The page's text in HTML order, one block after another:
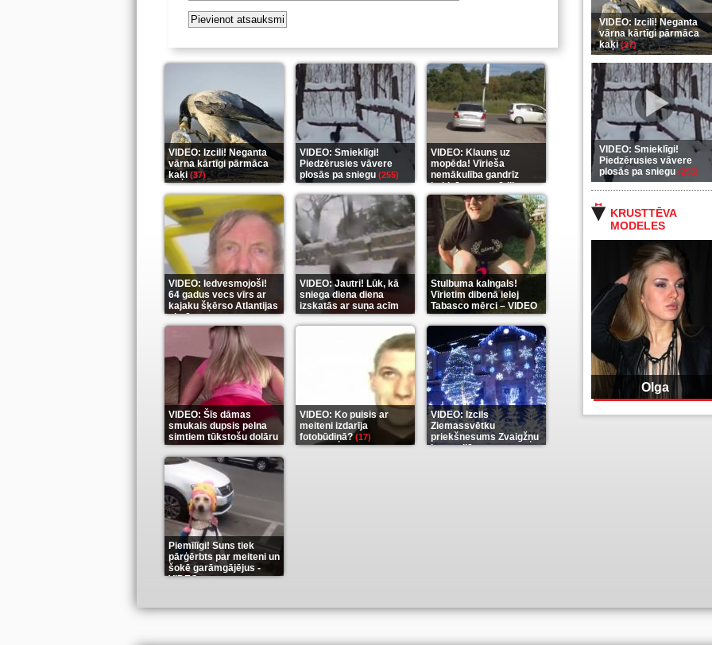
VIDEO: Izcili! Neganta
vārna kārtīgi pārmāca
kaķi(37)
VIDEO: Smieklīgi!
Piedzērusies vāvere
plosās pa sniegu (255)
KRUSTTĒVA
MODELES
Olga
VIDEO: Izcili! Neganta
vārna kārtīgi pārmāca
kaķi(37)
VIDEO: Smieklīgi!
Piedzērusies vāvere
plosās pa sniegu (255)
VIDEO: Klauns uz
mopēda! Vīrieša
nemākulība gandrīz
beidzās ar tragēdiju
(289)
VIDEO: Iedvesmojoši!
64 gadus vecs vīrs ar
kajaku šķērso Atlantijas
okeānu(5)
VIDEO: Jautri! Lūk, kā
sniega diena diena
izskatās ar suņa acīm
(6)
Stulbuma kalngals!
Vīrietim dibenā ielej
Tabasco mērci – VIDEO
(7)
VIDEO: Šīs dāmas
smukais dupsis pelna
simtiem tūkstošu dolāru
(9)
VIDEO: Ko puisis ar
meiteni izdarīja
fotobūdiņā?(17)
VIDEO: Izcils
Ziemassvētku
priekšnesums Zvaigžņu
karu stilā(7)
Piemīlīgi! Suns tiek
pārģērbts par meiteni un
šokē garāmgājējus -
VIDEO(8)